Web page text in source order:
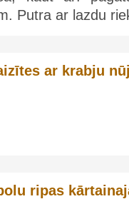
Putra ar lazdu
ar krabju
ripas